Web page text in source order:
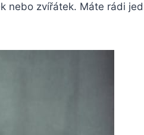
nebo zvířátek. Máte rádi